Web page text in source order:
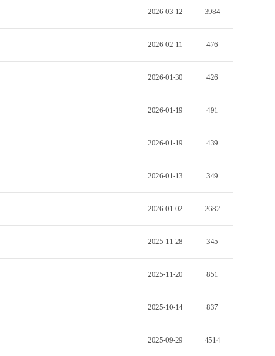
2026-03-12 3984
2026-02-11 476
2026-01-30 426
2026-01-19 491
2026-01-19 439
2026-01-13 349
2026-01-02 2682
2025-11-28 345
2025-11-20 851
2025-10-14 837
2025-09-29 4514